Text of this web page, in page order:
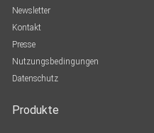
Newsletter
Kontakt
Presse
Nutzungsbedingungen
Datenschutz
Produkte